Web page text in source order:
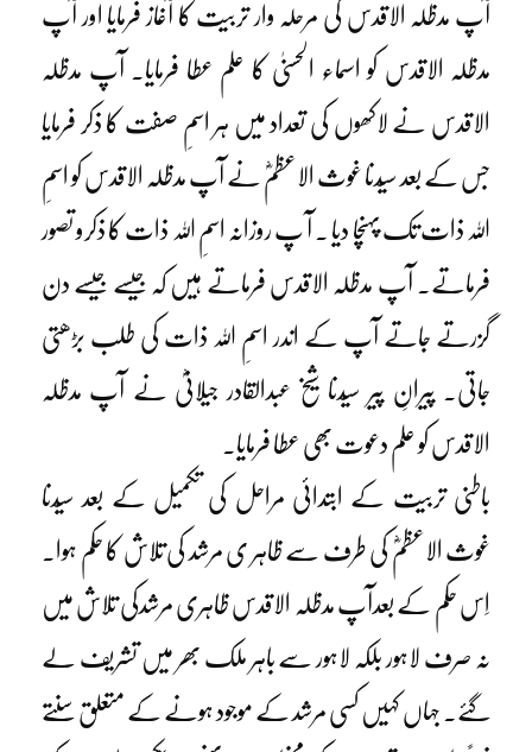
آپ مدظلہ الاقدس کی مرحلہ وار تربیت کا آغاز فرمایا اور آپ
مدظلہ الاقدس کو اسماء الحسنیٰ کا علم عطا فرمایا۔ آپ مدظلہ
الاقدس نے لاکھوں کی تعداد میں ہر اسمِ صفت کا ذکر فرمایا
جس کے بعد سیّدنا غوث الاعظمؓ نے آپ مدظلہ الاقدس کو اسمِ
اللہ ذات تک پہنچا دیا ۔ آ پ روزانہ اسمِ اللہ ذات کا ذکرو تصور
فرماتے۔ آپ مدظلہ الاقدس فرماتے ہیں کہ جیسے جیسے دن
گزرتے جاتے آپ کے اندر اسمِ اللہ ذات کی طلب بڑھتی
جاتی۔ پیرانِ پیر سیّدنا شیخ عبدالقادر جیلانیؓ نے آپ مدظلہ
الاقدس کو علم دعوت بھی عطا فرمایا۔
باطنی تربیت کے ابتدائی مراحل کی تکمیل کے بعد سیّدنا
غوث الاعظمؓ کی طرف سے ظاہر ی مرشد کی تلاش کا حکم ہوا۔
اِس حکم کے بعدآپ مدظلہ الاقدس ظاہری مرشدکی تلاش میں
نہ صرف لاہور بلکہ لاہور سے باہر ملک بھر میں تشریف لے
گئے۔ جہاں کہیں کسی مرشد کے موجود ہونے کے متعلق سنتے